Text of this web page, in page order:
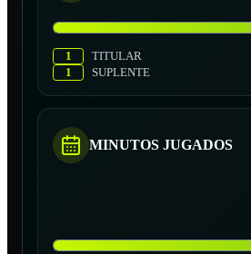
1
TITULAR
1
SUPLENTE
MINUTOS JUGADOS